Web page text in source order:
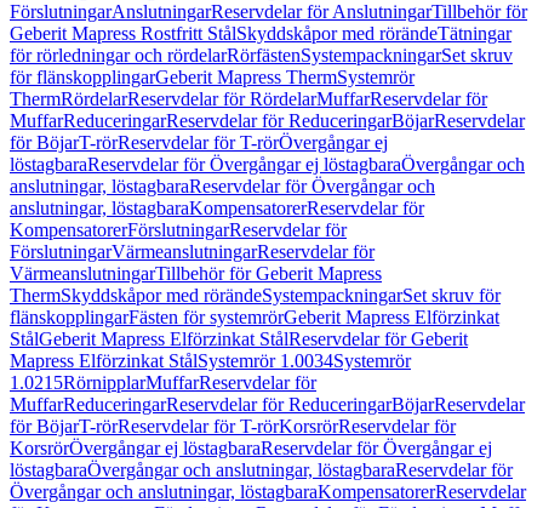
FörslutningarAnslutningarReservdelar för AnslutningarTillbehör för
Geberit Mapress Rostfritt StålSkyddskåpor med rörändeTätningar
för rörledningar och rördelarRörfästenSystempackningarSet skruv
för flänskopplingarGeberit Mapress ThermSystemrör
ThermRördelarReservdelar för RördelarMuffarReservdelar för
MuffarReduceringarReservdelar för ReduceringarBöjarReservdelar
för BöjarT-rörReservdelar för T-rörÖvergångar ej
löstagbaraReservdelar för Övergångar ej löstagbaraÖvergångar och
anslutningar, löstagbaraReservdelar för Övergångar och
anslutningar, löstagbaraKompensatorerReservdelar för
KompensatorerFörslutningarReservdelar för
FörslutningarVärmeanslutningarReservdelar för
VärmeanslutningarTillbehör för Geberit Mapress
ThermSkyddskåpor med rörändeSystempackningarSet skruv för
flänskopplingarFästen för systemrörGeberit Mapress Elförzinkat
StålGeberit Mapress Elförzinkat StålReservdelar för Geberit
Mapress Elförzinkat StålSystemrör 1.0034Systemrör
1.0215RörnipplarMuffarReservdelar för
MuffarReduceringarReservdelar för ReduceringarBöjarReservdelar
för BöjarT-rörReservdelar för T-rörKorsrörReservdelar för
KorsrörÖvergångar ej löstagbaraReservdelar för Övergångar ej
löstagbaraÖvergångar och anslutningar, löstagbaraReservdelar för
Övergångar och anslutningar, löstagbaraKompensatorerReservdelar